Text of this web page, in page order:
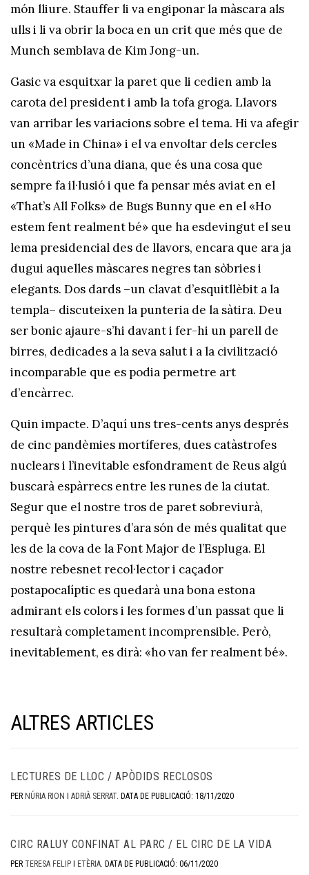
món lliure. Stauffer li va engiponar la màscara als
ulls i li va obrir la boca en un crit que més que de
Munch semblava de Kim Jong-un.
Gasic va esquitxar la paret que li cedien amb la
carota del president i amb la tofa groga. Llavors
van arribar les variacions sobre el tema. Hi va afegir
un «Made in China» i el va envoltar dels cercles
concèntrics d’una diana, que és una cosa que
sempre fa il·lusió i que fa pensar més aviat en el
«That’s All Folks» de Bugs Bunny que en el «Ho
estem fent realment bé» que ha esdevingut el seu
lema presidencial des de llavors, encara que ara ja
dugui aquelles màscares negres tan sòbries i
elegants. Dos dards –un clavat d’esquitllèbit a la
templa– discuteixen la punteria de la sàtira. Deu
ser bonic ajaure-s’hi davant i fer-hi un parell de
birres, dedicades a la seva salut i a la civilització
incomparable que es podia permetre art
d’encàrrec.
Quin impacte. D’aquí uns tres-cents anys després
de cinc pandèmies mortíferes, dues catàstrofes
nuclears i l’inevitable esfondrament de Reus algú
buscarà espàrrecs entre les runes de la ciutat.
Segur que el nostre tros de paret sobreviurà,
perquè les pintures d’ara són de més qualitat que
les de la cova de la Font Major de l’Espluga. El
nostre rebesnet recol·lector i caçador
postapocalíptic es quedarà una bona estona
admirant els colors i les formes d’un passat que li
resultarà completament incomprensible. Però,
inevitablement, es dirà: «ho van fer realment bé».
ALTRES ARTICLES
LECTURES DE LLOC / APÒDIDS RECLOSOS
PER NÚRIA RION I ADRIÀ SERRAT. DATA DE PUBLICACIÓ: 18/11/2020
CIRC RALUY CONFINAT AL PARC / EL CIRC DE LA VIDA
PER TERESA FELIP I ETÈRIA DATA DE PUBLICACIÓ: 06/11/2020